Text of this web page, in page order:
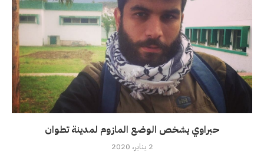
حبراوي يشخص الوضع المازوم لمدينة تطوان
2 يناير، 2020